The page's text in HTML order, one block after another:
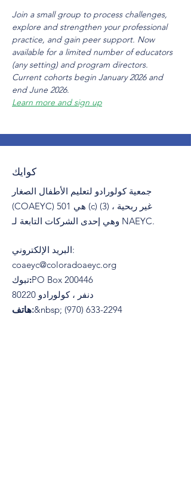
Join a small group to process challenges,
explore and strengthen your professional
practice, and gain peer support. Now
available for a limited number of educators
(any setting) and program directors.
Current cohorts begin January 2026 and
end June 2026.
Learn more and sign up
كوايك
جمعية كولورادو لتعليم الأطفال الصغار
(COAEYC) هي 501 (c) (3) غير ربحية ،
وهي إحدى الشركات التابعة لـ NAEYC.
البريد الإلكتروني:
coaeyc@coloradoaeyc.org
تبوك:​PO Box 200446
دنفر ، كولورادو 80220
هاتف:&nbsp; (970) 633-2294